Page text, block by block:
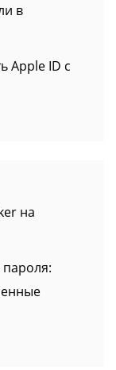
в
Apple ID с
на
пароля: